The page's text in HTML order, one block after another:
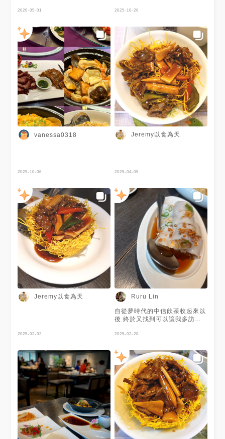
2026-05-01 2025-10-26
vanessa0318
2025-10-06
Jeremy以食為天
2025-04-05
Jeremy以食為天
2025-03-02
Ruru Lin
自從夢時代的中信飲茶收起來以
後 終於又找到可以讓我多訪的
2025-02-28